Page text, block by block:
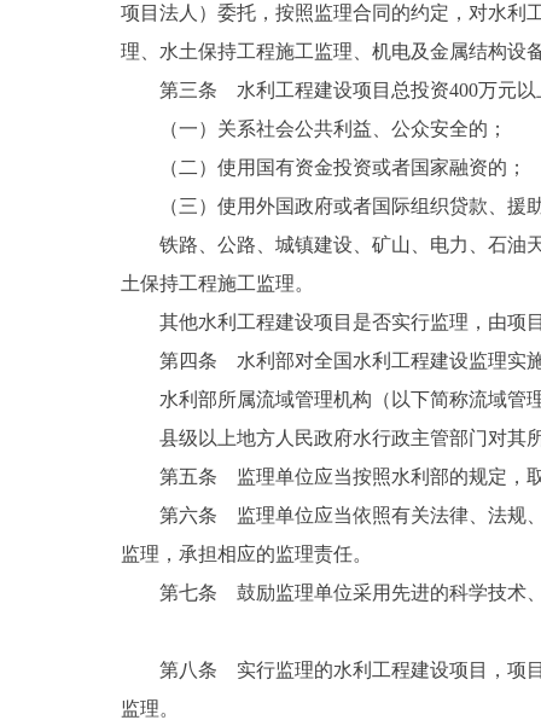
项目法人）委托，按照监理合同的约定，对水利
理、水土保持工程施工监理、机电及金属结构设
第三条 水利工程建设项目总投资400万元
（一）关系社会公共利益、公众安全的；
（二）使用国有资金投资或者国家融资的；
（三）使用外国政府或者国际组织贷款、援
铁路、公路、城镇建设、矿山、电力、石油
土保持工程施工监理。
其他水利工程建设项目是否实行监理，由项
第四条 水利部对全国水利工程建设监理实
水利部所属流域管理机构（以下简称流域管
县级以上地方人民政府水行政主管部门对其
第五条 监理单位应当按照水利部的规定，
第六条 监理单位应当依照有关法律、法规
监理，承担相应的监理责任。
第七条 鼓励监理单位采用先进的科学技术
第八条 实行监理的水利工程建设项目，项
监理。